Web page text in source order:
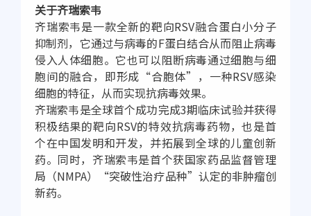
关于齐瑞索韦
齐瑞索韦是一款全新的靶向RSV融合蛋白小分子
抑制剂，它通过与病毒的F蛋白结合从而阻止病毒
侵入人体细胞。它也可以阻断病毒通过细胞与细
胞间的融合，即形成“合胞体”，一种RSV感染
细胞的特征，从而实现抗病毒效果。
齐瑞索韦是全球首个成功完成3期临床试验并获得
积极结果的靶向RSV的特效抗病毒药物，也是首
个在中国发明和开发，并拓展到全球的儿童创新
药。同时，齐瑞索韦是首个获国家药品监督管理
局（NMPA）“突破性治疗品种”认定的非肿瘤创
新药。